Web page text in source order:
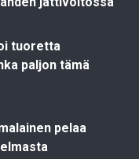
tuoretta
paljon tämä
pelaa